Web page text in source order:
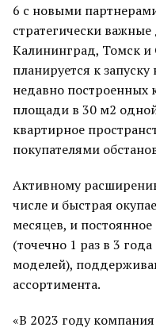
6 с новыми
стратегически
Калининград, Томск
планируется к
недавно
площади в 30 м2
квартирное
покупателями
Активному
числе и быстрая
месяцев, и
(точечно 1 раз в 3
моделей),
ассортимента.
«В 2023 году